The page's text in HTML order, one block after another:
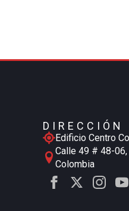
DIRECCIÓN
Edificio Centro
Calle 49 # 48-06,
Colombia